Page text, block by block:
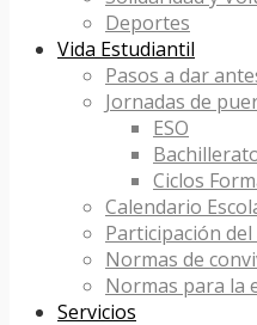
Deportes
Vida Estudiantil
Pasos a dar
Jornadas de
ESO
Ciclos
Calendario
Participación
Normas de
Normas para la
Servicios